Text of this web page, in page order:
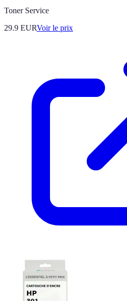
Toner Service
29.9 EURVoir le prix